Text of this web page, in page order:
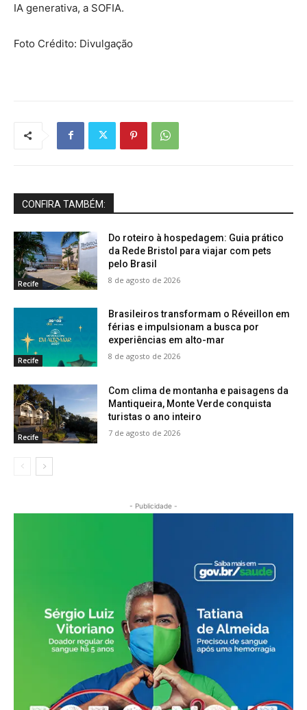
IA generativa, a SOFIA.
Foto Crédito: Divulgação
CONFIRA TAMBÉM:
Recife
Do roteiro à hospedagem: Guia prático
da Rede Bristol para viajar com pets
pelo Brasil
8 de agosto de 2026
Recife
Brasileiros transformam o Réveillon em
férias e impulsionam a busca por
experiências em alto-mar
8 de agosto de 2026
Recife
Com clima de montanha e paisagens da
Mantiqueira, Monte Verde conquista
turistas o ano inteiro
7 de agosto de 2026
- Publicidade -